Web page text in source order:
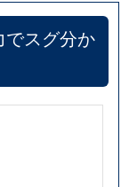
スグ分か